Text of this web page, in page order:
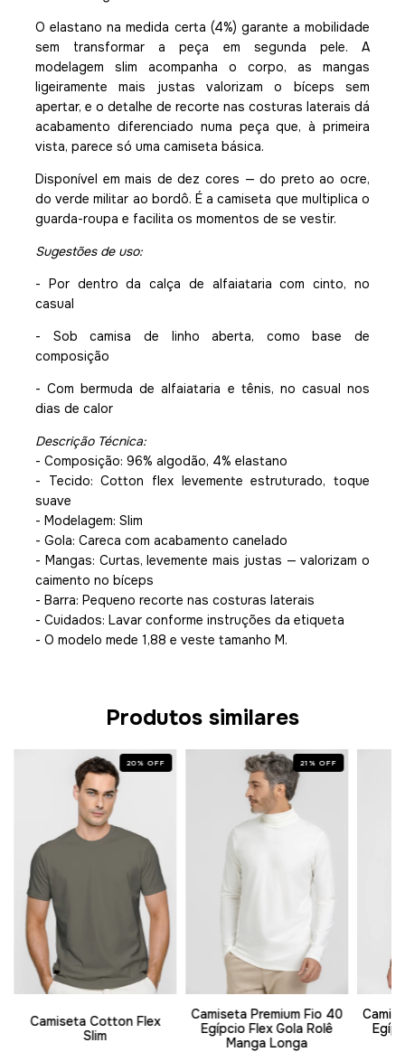
O elastano na medida certa (4%) garante a mobilidade
sem transformar a peça em segunda pele. A
modelagem slim acompanha o corpo, as mangas
ligeiramente mais justas valorizam o bíceps sem
apertar, e o detalhe de recorte nas costuras laterais dá
acabamento diferenciado numa peça que, à primeira
vista, parece só uma camiseta básica.
Disponível em mais de dez cores — do preto ao ocre,
do verde militar ao bordô. É a camiseta que multiplica o
guarda-roupa e facilita os momentos de se vestir.
Sugestões de uso:
- Por dentro da calça de alfaiataria com cinto, no
casual
- Sob camisa de linho aberta, como base de
composição
- Com bermuda de alfaiataria e tênis, no casual nos
dias de calor
Descrição Técnica:
- Composição: 96% algodão, 4% elastano
- Tecido: Cotton flex levemente estruturado, toque
suave
- Modelagem: Slim
- Gola: Careca com acabamento canelado
- Mangas: Curtas, levemente mais justas — valorizam o
caimento no bíceps
- Barra: Pequeno recorte nas costuras laterais
- Cuidados: Lavar conforme instruções da etiqueta
- O modelo mede 1,88 e veste tamanho M.
Produtos similares
20%OFF
Camiseta Cotton Flex
Slim
21 %OFF
Camiseta Premium Fio 40
Egípcio Flex Gola Rolê
Manga Longa